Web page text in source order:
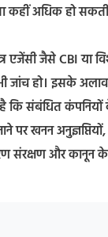
कहीं अधिक हो
एजेंसी जैसे CBI
हो। इसके
कि संबंधित
पर खनन
संरक्षण और